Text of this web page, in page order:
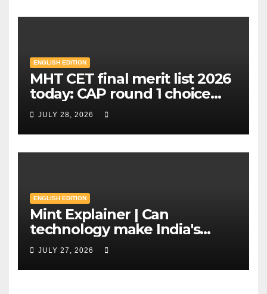
ENGLISH EDITION
MHT CET final merit list 2026
today: CAP round 1 choice
filling starts, here's what
candidates should know |
Mint
JULY 28, 2026
ENGLISH EDITION
Mint Explainer | Can
technology make India's
exams leak-proof? | Mint
JULY 27, 2026